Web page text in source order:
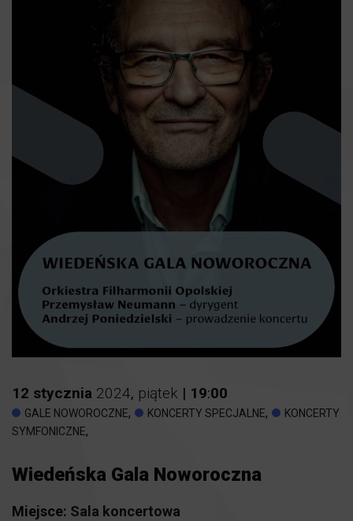
12 stycznia 2024, piątek | 19:00
GALE NOWOROCZNE, KONCERTY SPECJALNE,
KONCERTY
SYMFONICZNE,
Wiedeńska Gala Noworoczna
Miejsce: Sala koncertowa